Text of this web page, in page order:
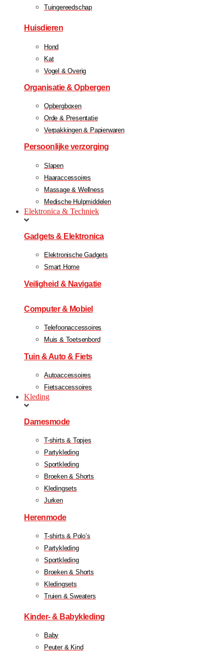
Tuingereedschap
Huisdieren
Hond
Kat
Vogel & Overig
Organisatie & Opbergen
Opbergboxen
Orde & Presentatie
Verpakkingen & Papierwaren
Persoonlijke verzorging
Slapen
Haaraccessoires
Massage & Wellness
Medische Hulpmiddelen
Elektronica & Techniek
Gadgets & Elektronica
Elektronische Gadgets
Smart Home
Veiligheid & Navigatie
Computer & Mobiel
Telefoonaccessoires
Muis & Toetsenbord
Tuin & Auto & Fiets
Autoaccessoires
Fietsaccessoires
Kleding
Damesmode
T-shirts & Topjes
Partykleding
Sportkleding
Broeken & Shorts
Kledingsets
Jurken
Herenmode
T-shirts & Polo’s
Partykleding
Sportkleding
Broeken & Shorts
Kledingsets
Truien & Sweaters
Kinder- & Babykleding
Baby
Peuter & Kind